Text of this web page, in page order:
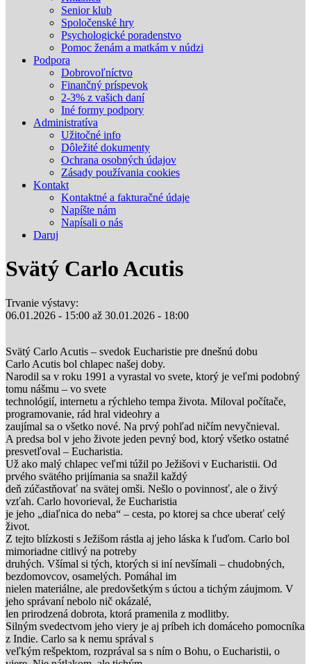
Senior klub
Spoločenské hry
Psychologické poradenstvo
Pomoc ženám a matkám v núdzi
Podpora
Dobrovoľníctvo
Finančný príspevok
2-3% z vašich daní
Iné formy podpory
Administratíva
Užitočné info
Dôležité dokumenty
Ochrana osobných údajov
Zásady používania cookies
Kontakt
Kontaktné a fakturačné údaje
Napíšte nám
Napísali o nás
Daruj
Svätý Carlo Acutis
Trvanie výstavy:
06.01.2026 - 15:00 až 30.01.2026 - 18:00
Svätý Carlo Acutis – svedok Eucharistie pre dnešnú dobu
Carlo Acutis bol chlapec našej doby.
Narodil sa v roku 1991 a vyrastal vo svete, ktorý je veľmi podobný
tomu nášmu – vo svete
technológií, internetu a rýchleho tempa života. Miloval počítače,
programovanie, rád hral videohry a
zaujímal sa o všetko nové. Na prvý pohľad ničím nevyčnieval.
A predsa bol v jeho živote jeden pevný bod, ktorý všetko ostatné
presvetľoval – Eucharistia.
Už ako malý chlapec veľmi túžil po Ježišovi v Eucharistii. Od
prvého svätého prijímania sa snažil každý
deň zúčastňovať na svätej omši. Nešlo o povinnosť, ale o živý
vzťah. Carlo hovorieval, že Eucharistia
je jeho „diaľnica do neba“ – cesta, po ktorej sa chce uberať celý
život.
Z tejto blízkosti s Ježišom rástla aj jeho láska k ľuďom. Carlo bol
mimoriadne citlivý na potreby
druhých. Všímal si tých, ktorých si iní nevšímali – chudobných,
bezdomovcov, osamelých. Pomáhal im
nielen materiálne, ale predovšetkým s úctou a tichým záujmom. V
jeho správaní nebolo nič okázalé,
len prirodzená dobrota, ktorá pramenila z modlitby.
Silným svedectvom jeho viery je aj príbeh ich domáceho pomocníka
z Indie. Carlo sa k nemu správal s
veľkým rešpektom, rozprával sa s ním o Bohu, o Eucharistii, o